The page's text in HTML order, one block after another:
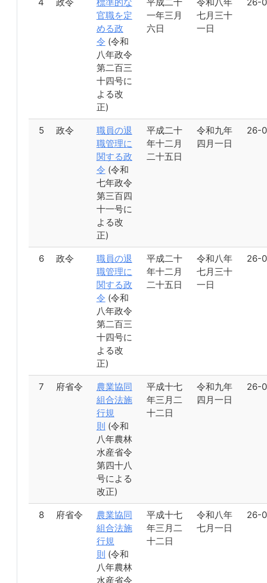
官職を定
める政
令 (令和
八年政令
第二百三
十四号に
よる改
正)
一年三月
六日
七月三十
一日
5 政令
職員の退
職管理に
関する政
令 (令和
七年政令
第三百四
十一号に
よる改
正)
平成二十
年十二月
二十五日
令和九年
四月一日
26-
6 政令
職員の退
職管理に
関する政
令 (令和
八年政令
第二百三
十四号に
よる改
正)
平成二十
年十二月
二十五日
令和八年
七月三十
一日
26-
7 府省令
農業協同
組合法施
行規
則 (令和
八年農林
水産省令
第四十八
号による
改正)
平成十七
年三月二
十二日
令和九年
四月一日
26-
8 府省令
農業協同
組合法施
行規
則 (令和
八年農林
水産省令
平成十七
年三月二
十二日
令和八年
七月一日
26-